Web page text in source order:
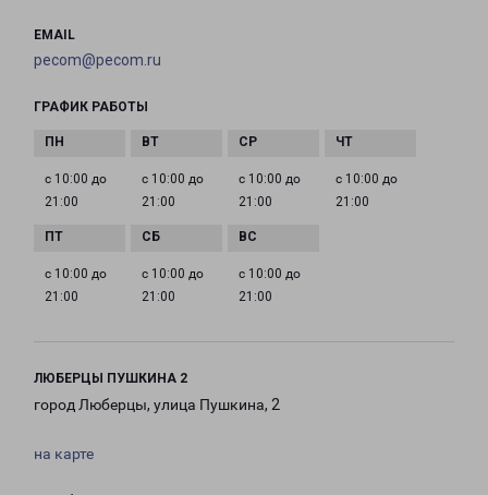
EMAIL
pecom@pecom.ru
ГРАФИК РАБОТЫ
с 10:00 до
21:00
с 10:00 до
21:00
с 10:00 до
21:00
с 10:00 до
21:00
с 10:00 до
21:00
с 10:00 до
21:00
с 10:00 до
21:00
ЛЮБЕРЦЫ ПУШКИНА 2
город Люберцы, улица Пушкина, 2
на карте